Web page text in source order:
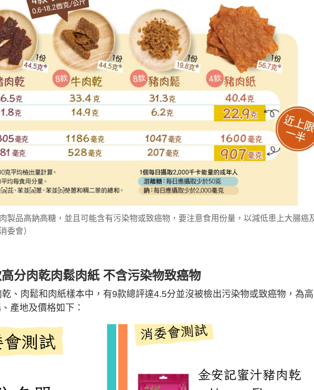
製品高鈉高糖，並且可能含有污染物或致癌物，要注意食用份量，以減低患上大腸癌
委會）
分肉乾肉鬆肉紙 不含污染物致癌物
、肉鬆和肉紙樣本中，有9款總評達4.5分並沒被檢出污染物或致癌物，為
產地及價格如下：